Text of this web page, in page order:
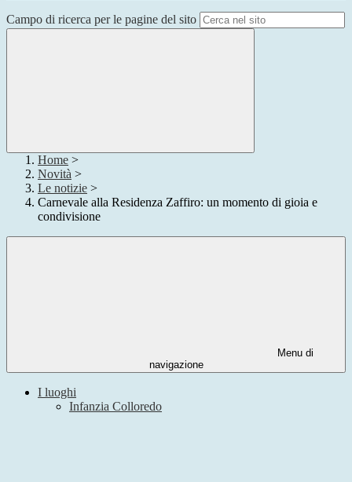
Campo di ricerca per le pagine del sito
Home >
Novità >
Le notizie >
Carnevale alla Residenza Zaffiro: un momento di gioia e
condivisione
Menu di
navigazione
I luoghi
Infanzia Colloredo